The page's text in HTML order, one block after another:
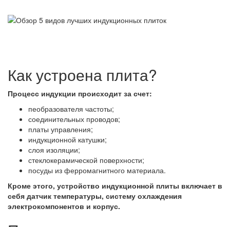
Как устроена плита?
Процесс индукции происходит за счет:
пеобразователя частоты;
соединительных проводов;
платы управления;
индукционной катушки;
слоя изоляции;
стеклокерамической поверхности;
посуды из ферромагнитного материала.
Кроме этого, устройство индукционной плиты включает в
себя датчик температуры, систему охлаждения
электрокомпонентов и корпус.